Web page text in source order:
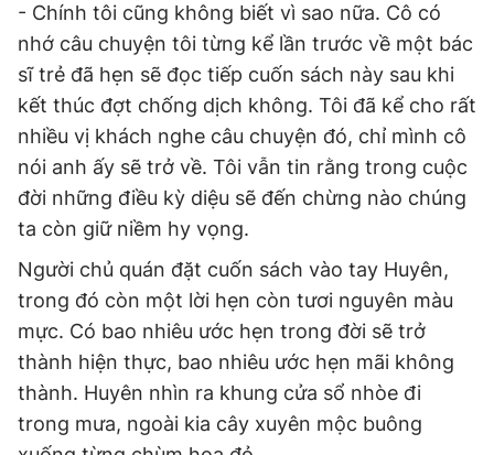
- Chính tôi cũng không biết vì sao nữa. Cô có
nhớ câu chuyện tôi từng kể lần trước về một bác
sĩ trẻ đã hẹn sẽ đọc tiếp cuốn sách này sau khi
kết thúc đợt chống dịch không. Tôi đã kể cho rất
nhiều vị khách nghe câu chuyện đó, chỉ mình cô
nói anh ấy sẽ trở về. Tôi vẫn tin rằng trong cuộc
đời những điều kỳ diệu sẽ đến chừng nào chúng
ta còn giữ niềm hy vọng.
Người chủ quán đặt cuốn sách vào tay Huyên,
trong đó còn một lời hẹn còn tươi nguyên màu
mực. Có bao nhiêu ước hẹn trong đời sẽ trở
thành hiện thực, bao nhiêu ước hẹn mãi không
thành. Huyên nhìn ra khung cửa sổ nhòe đi
trong mưa, ngoài kia cây xuyên mộc buông